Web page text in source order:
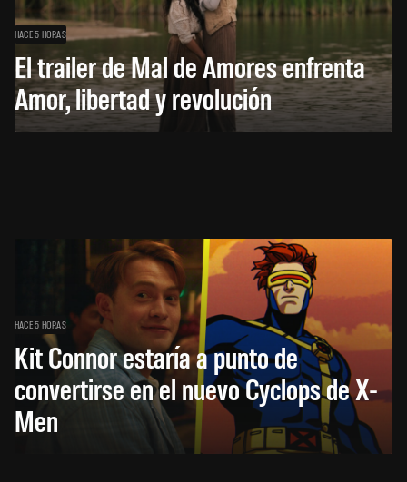
HACE 5 HORAS
El trailer de Mal de Amores enfrenta
Amor, libertad y revolución
HACE 5 HORAS
Kit Connor estaría a punto de
convertirse en el nuevo Cyclops de X-
Men